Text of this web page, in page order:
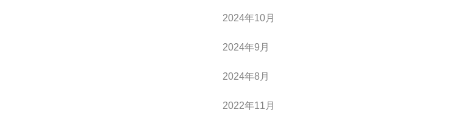
2024年10月
2024年9月
2024年8月
2022年11月